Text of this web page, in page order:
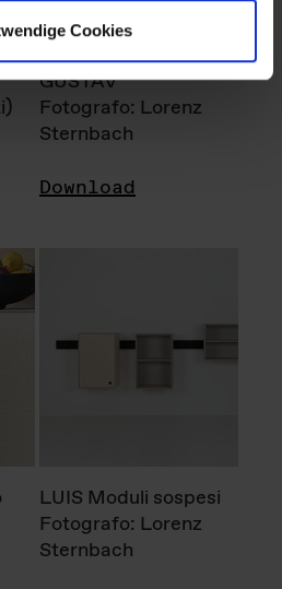
Cookies
GUSTAV
Fotografo: Lorenz
Sternbach
Download
LUIS Moduli sospesi
Fotografo: Lorenz
Sternbach